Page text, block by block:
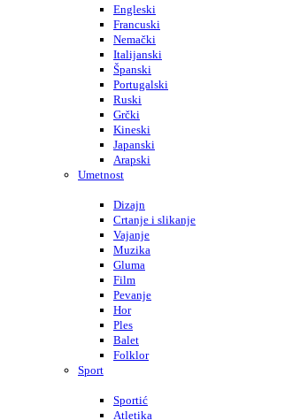
Engleski
Francuski
Nemački
Italijanski
Španski
Portugalski
Ruski
Grčki
Kineski
Japanski
Arapski
Umetnost
Dizajn
Crtanje i slikanje
Vajanje
Muzika
Gluma
Film
Pevanje
Hor
Ples
Balet
Folklor
Sport
Sportić
Atletika